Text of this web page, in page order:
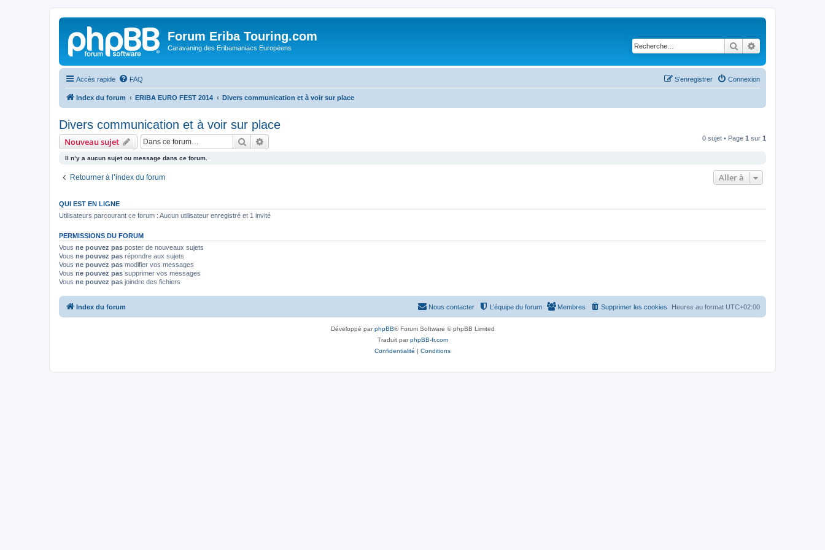
Forum Eriba Touring.com
Caravaning des Eribamaniacs Européens Rechercher
Accès rapide FAQ Connexion
S’enregistrer
Index du forum ERIBA EURO FEST 2014 Divers communication et à voir sur place
Divers communication et à voir sur place
Nouveau sujet Rechercher 0 sujet • Page 1 sur 1
Il n’y a aucun sujet ou message dans ce forum.
Retourner à l’index du forum Aller à
QUI EST EN LIGNE
Utilisateurs parcourant ce forum : Aucun utilisateur enregistré et 1 invité
PERMISSIONS DU FORUM
Vous ne pouvez pas poster de nouveaux sujets
Vous ne pouvez pas répondre aux sujets
Vous ne pouvez pas modifier vos messages
Vous ne pouvez pas supprimer vos messages
Vous ne pouvez pas joindre des fichiers
Index du forum Heures au format UTC+02:00
Supprimer les cookies
Membres
L’équipe du forum
Nous contacter
Développé parphpBB® Forum Software © phpBB Limited
Traduit parphpBB-fr.com
Confidentialité | Conditions